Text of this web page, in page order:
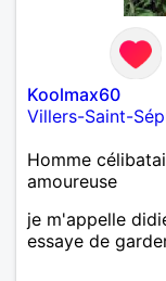
Koolmax60
Villers-Saint-
Homme
amoureuse
je m'appelle
essaye de